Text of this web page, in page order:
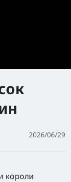
2026/06/29
короли